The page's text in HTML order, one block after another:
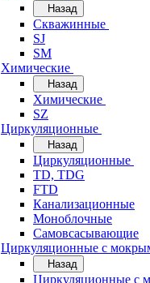
Назад
Скважинные
SJ
SM
Химические
Назад
Химические
SZ
Циркуляционные
Назад
Циркуляционные
TD, TDG
FTD
Канализационные
Моноблочные
Самовсасывающие
Циркуляционные с
Назад
Циркуляционные с